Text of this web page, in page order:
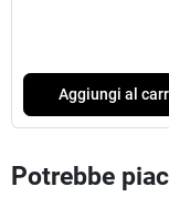
Aggiungi al
Potrebbe